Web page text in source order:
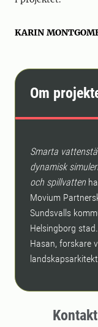
KARIN
Om
Smarta
dynamisk
och spillvatten
Movium
Sundsvalls
Helsingborg
Hasan, forskare
Kontakt